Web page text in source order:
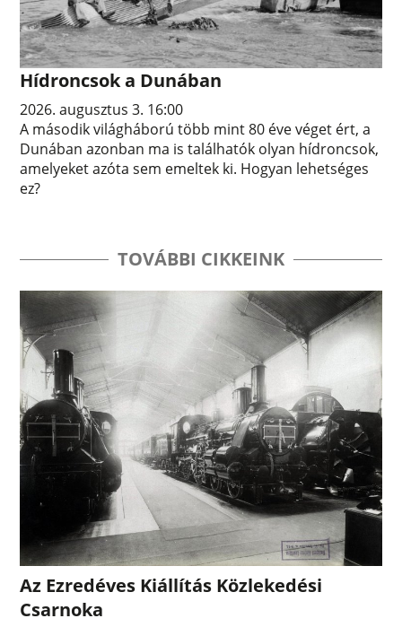
Hídroncsok a Dunában
2026. augusztus 3. 16:00
A második világháború több mint 80 éve véget ért, a
Dunában azonban ma is találhatók olyan hídroncsok,
amelyeket azóta sem emeltek ki. Hogyan lehetséges
ez?
TOVÁBBI CIKKEINK
Az Ezredéves Kiállítás Közlekedési
Csarnoka